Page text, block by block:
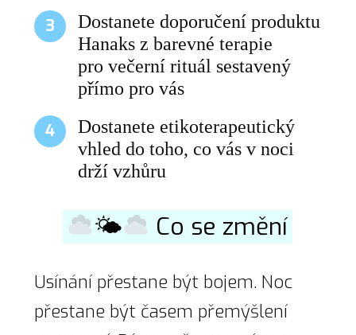
3
Dostanete doporučení produktu
Hanaks z barevné terapie
pro večerní rituál sestavený
přímo pro vás
4
Dostanete etikoterapeutický
vhled do toho, co vás v noci
drží vzhůru
🌤 Co se změní
Usínání přestane být bojem. Noc
přestane být časem přemýšlení